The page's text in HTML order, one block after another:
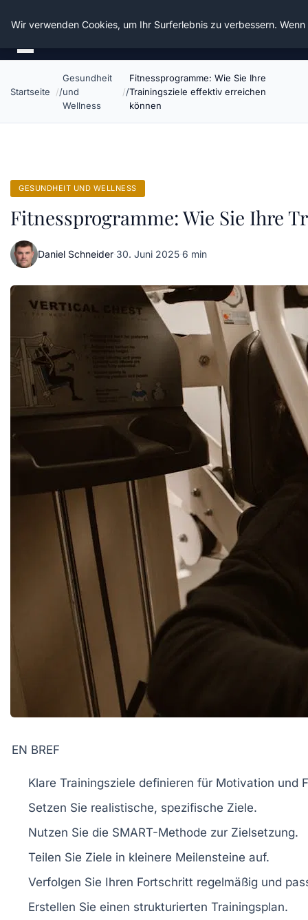
Die Schnitter
Startseite
Gesundheit
und
Wellness
Fitnessprogramme: Wie Sie Ihre
Trainingsziele effektiv erreichen
können
GESUNDHEIT UND WELLNESS
Fitnessprogramme: Wie Sie Ihre
Daniel Schneider·30. Juni 2025·6 min
EN BREF
Klare Trainingsziele definieren für Motivation und
Setzen Sie realistische, spezifische Ziele.
Nutzen Sie die SMART-Methode zur Zielsetzung.
Teilen Sie Ziele in kleinere Meilensteine auf.
Verfolgen Sie Ihren Fortschritt regelmäßig und
Erstellen Sie einen strukturierten Trainingsplan.
Wir verwenden Cookies, um Ihr Surferlebnis zu verbessern.